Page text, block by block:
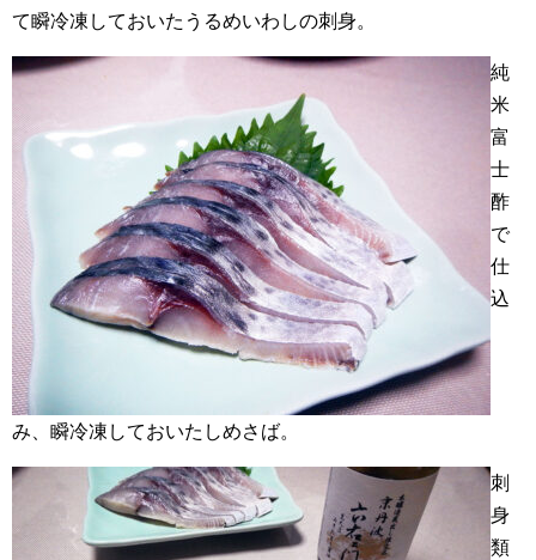
て瞬冷凍しておいたうるめいわしの刺身。
純
米
富
士
酢
で
仕
込
み、瞬冷凍しておいたしめさば。
刺
身
類